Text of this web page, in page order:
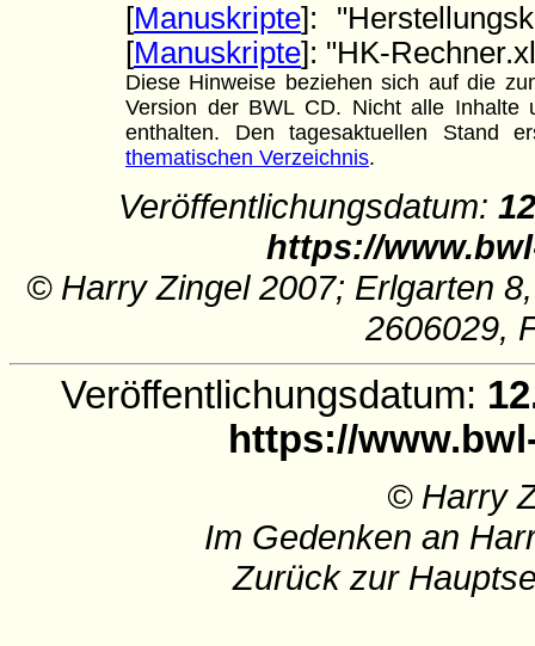
[Manuskripte]:
[Manuskripte]: "HK-
Diese Hinweise beziehen sich auf die
Version der BWL CD. Nicht alle Inhalte
enthalten. Den tagesaktuellen Stand
thematischen Verzeichnis.
Veröffentlichungsdatum:
https://
© Harry Zingel 2007; Erlgarten
2606029,
Veröffentlichungsdatum:
https://
© Harry
Im Gedenken an
Zurück zur